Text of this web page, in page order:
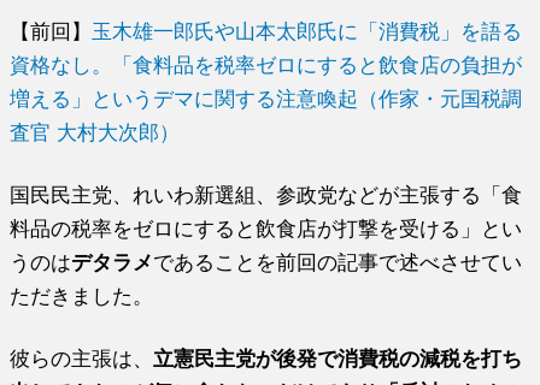
【前回】 玉木雄一郎氏や山本太郎氏に「消費税」を語る
資格なし。「食料品を税率ゼロにすると飲食店の負担が
増える」というデマに関する注意喚起（作家・元国税調
査官 大村大次郎）
国民民主党、れいわ新選組、参政党などが主張する「食
料品の税率をゼロにすると飲食店が打撃を受ける」とい
うのはデタラメであることを前回の記事で述べさせてい
ただきました。
彼らの主張は、 立憲民主党が後発で消費税の減税を打ち